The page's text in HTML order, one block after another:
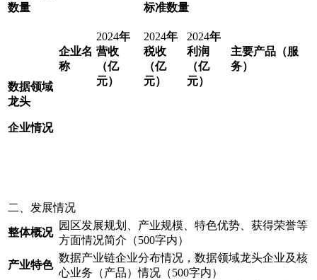
数量
标准数量
数据领域
龙头
企业情况
企业名
称
2024年
营收
（亿
元）
2024年
税收
（亿
元）
2024年
利润
（亿
元）
主要产品（服
务）
二、发展情况
整体概况
园区发展规划、产业规模、特色优势、获得荣誉等
方面情况简介（500字内）
产业特色
数据产业链企业分布情况，数据领域龙头企业及核
心业务（产品）情况（500字内）